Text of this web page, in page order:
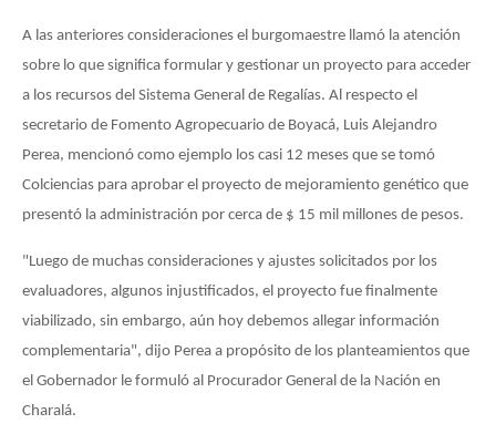
A las anteriores consideraciones el burgomaestre llamó la atención
sobre lo que significa formular y gestionar un proyecto para acceder
a los recursos del Sistema General de Regalías. Al respecto el
secretario de Fomento Agropecuario de Boyacá, Luis Alejandro
Perea, mencionó como ejemplo los casi 12 meses que se tomó
Colciencias para aprobar el proyecto de mejoramiento genético que
presentó la administración por cerca de $ 15 mil millones de pesos.
"Luego de muchas consideraciones y ajustes solicitados por los
evaluadores, algunos injustificados, el proyecto fue finalmente
viabilizado, sin embargo, aún hoy debemos allegar información
complementaria", dijo Perea a propósito de los planteamientos que
el Gobernador le formuló al Procurador General de la Nación en
Charalá.